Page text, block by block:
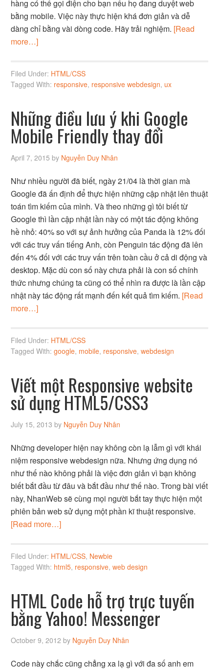
hàng có thể gọi điện cho bạn nếu họ đang duyệt web
bằng mobile. Việc này thực hiện khá đơn giản và dễ
dàng chỉ bằng vài dòng code. Hãy trải nghiệm. [Read
more…]
Filed Under: HTML/CSS
Tagged With: responsive, responsive webdesign, ux
Những điều lưu ý khi Google
Mobile Friendly thay đổi
April 7, 2015 by Nguyễn Duy Nhân
Như nhiều người đã biết, ngày 21/04 là thời gian mà
Google đã ấn định để thực hiện những cập nhật lên thuật
toán tìm kiếm của mình. Và theo những gì tôi biết từ
Google thì lần cập nhật lần này có một tác động không
hề nhỏ: 40% so với sự ảnh hưởng của Panda là 12% đối
với các truy vấn tiếng Anh, còn Penguin tác động đã lên
đến 4% đối với các truy vấn trên toàn cầu ở cả di động và
desktop. Mặc dù con số này chưa phải là con số chính
thức nhưng chúng ta cũng có thể nhìn ra được là lần cập
nhật này tác động rất mạnh đến kết quả tìm kiếm. [Read
more…]
Filed Under: HTML/CSS
Tagged With:google, mobile, responsive,webdesign
Viết một Responsive website
sử dụng HTML5/CSS3
July 15, 2013 by Nguyễn Duy Nhân
Những developer hiện nay không còn lạ lẫm gì với khái
niệm responsive webdesign nữa. Nhưng ứng dụng nó
như thế nào không phải là việc đơn giản vì bạn không
biết bắt đầu từ đâu và bắt đầu như thế nào. Trong bài viết
này, NhanWeb sẽ cùng mọi người bắt tay thực hiện một
phiên bản web sử dụng một phần kĩ thuật responsive.
[Read more…]
Filed Under: HTML/CSS, Newbie
Tagged With: html5, responsive,web design
HTML Code hỗ trợ trực tuyến
bằng Yahoo! Messenger
October 9, 2012 by Nguyễn Duy Nhân
Code này chắc cũng chẳng xa lạ gì với đa số anh em